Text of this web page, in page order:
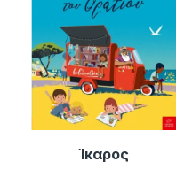
Ίκαρος